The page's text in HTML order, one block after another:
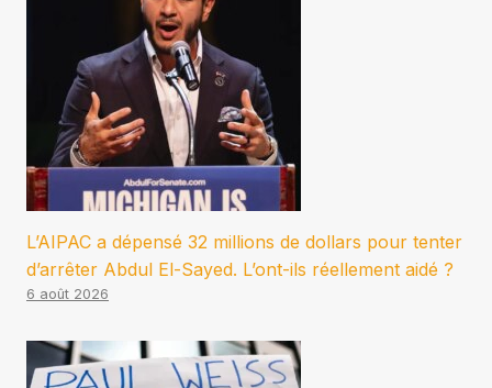
L’AIPAC a dépensé 32 millions de dollars pour tenter
d’arrêter Abdul El-Sayed. L’ont-ils réellement aidé ?
6 août 2026